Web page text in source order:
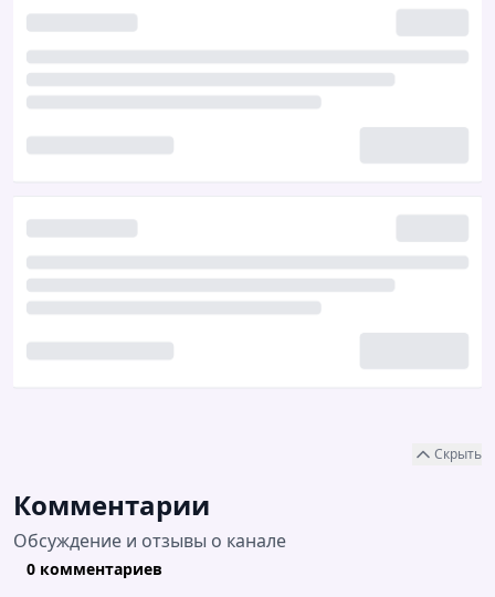
Скрыть
Комментарии
Обсуждение и отзывы о канале
0 комментариев